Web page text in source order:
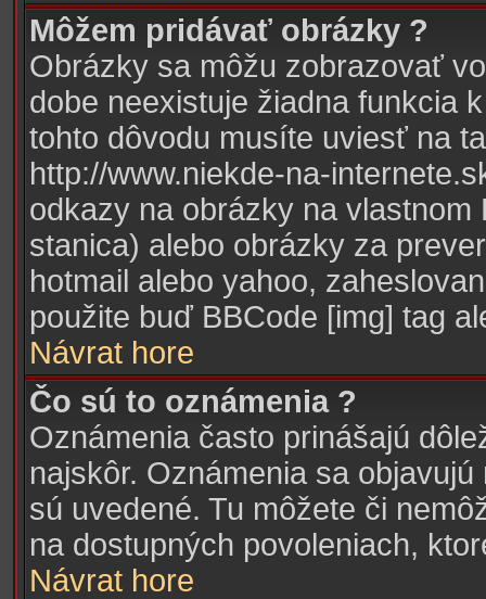
Môžem pridávať obrázky ?
Obrázky sa môžu zobrazovať
dobe neexistuje žiadna funkcia
tohto dôvodu musíte uviesť na
http://www.niekde-na-
odkazy na obrázky na
stanica) alebo obrázky za
hotmail alebo yahoo,
použite buď BBCode [img] tag
Návrat hore
Čo sú to oznámenia ?
Oznámenia často prinášajú
najskôr. Oznámenia sa
sú uvedené. Tu môžete či
na dostupných povoleniach,
Návrat hore